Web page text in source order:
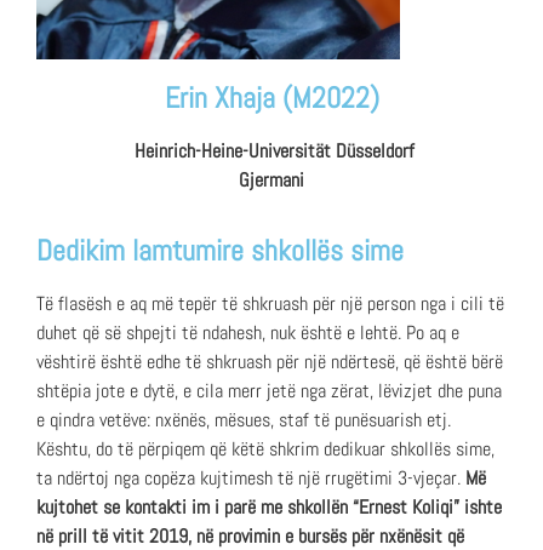
Erin Xhaja (M2022)
Heinrich-Heine-Universität Düsseldorf
Gjermani
Dedikim lamtumire shkollës sime
Të flasësh e aq më tepër të shkruash për një person nga i cili të
duhet që së shpejti të ndahesh, nuk është e lehtë. Po aq e
vështirë është edhe të shkruash për një ndërtesë, që është bërë
shtëpia jote e dytë, e cila merr jetë nga zërat, lëvizjet dhe puna
e qindra vetëve: nxënës, mësues, staf të punësuarish etj.
Kështu, do të përpiqem që këtë shkrim dedikuar shkollës sime,
ta ndërtoj nga copëza kujtimesh të një rrugëtimi 3-vjeçar. Më
kujtohet se kontakti im i parë me shkollën “Ernest Koliqi” ishte
në prill të vitit 2019, në provimin e bursës për nxënësit që